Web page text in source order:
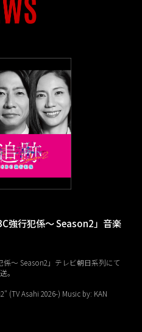
強行犯係～ Season2」音楽
係～ Season2」テレビ朝日系列にて
。
(TV Asahi 2026-) Music by: KAN